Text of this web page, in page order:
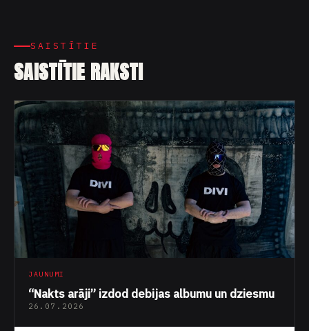
SAISTĪTIE
SAISTĪTIE RAKSTI
JAUNUMI
“Nakts arāji” izdod debijas albumu un dziesmu
26.07.2026